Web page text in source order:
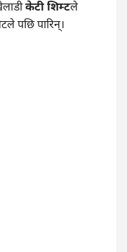
केटी शिम्टले
पछि पारिन्।